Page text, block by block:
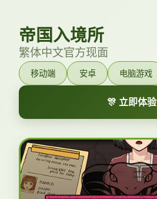
帝国入境所
繁体中文官方现面
移动端 安卓 电脑游戏
🎊 立即体验